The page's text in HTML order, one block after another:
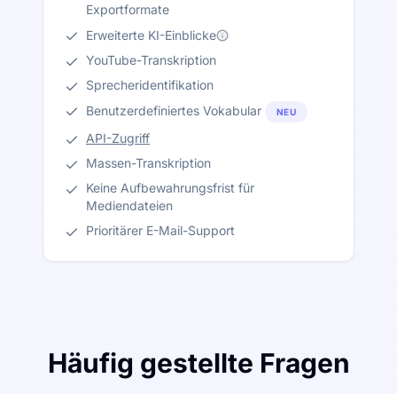
Exportformate
Erweiterte KI-Einblicke
YouTube-Transkription
Sprecheridentifikation
Benutzerdefiniertes Vokabular
NEU
API-Zugriff
Massen-Transkription
Keine Aufbewahrungsfrist für
Mediendateien
Prioritärer E-Mail-Support
Häufig gestellte Fragen